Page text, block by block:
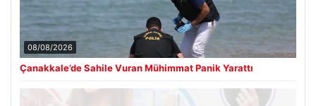
08/08/2026
Çanakkale’de Sahile Vuran Mühimmat Panik Yarattı